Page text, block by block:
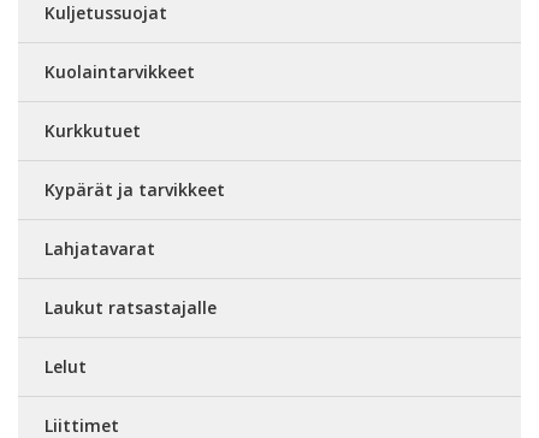
Kuljetussuojat
Kuolaintarvikkeet
Kurkkutuet
Kypärät ja tarvikkeet
Lahjatavarat
Laukut ratsastajalle
Lelut
Liittimet